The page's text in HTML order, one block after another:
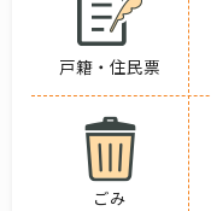
戸籍・住民票
ごみ